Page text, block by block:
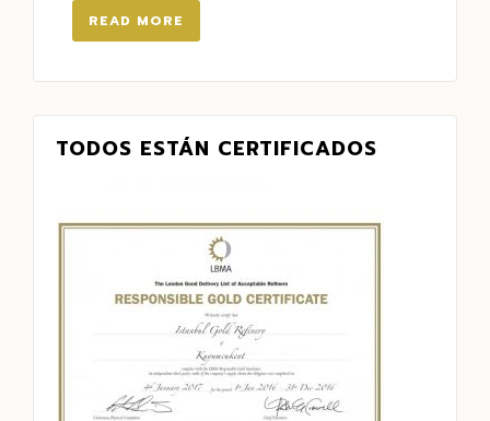
READ MORE
TODOS ESTÁN CERTIFICADOS